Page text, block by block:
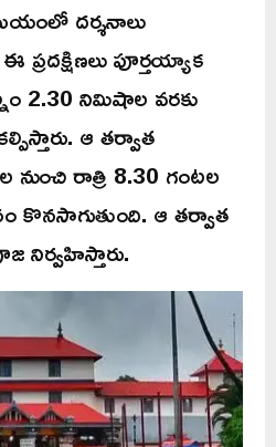
దర్శనాలు
ప్రదక్షిణలు పూర్తయ్యాక
2.30 నిమిషాల వరకు
ఆ తర్వాత
రాత్రి 8.30 గంటల
కొనసాగుతుంది. ఆ తర్వాత
నిర్వహిస్తారు.